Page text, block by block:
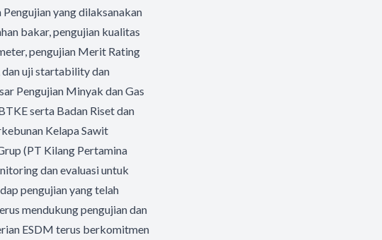
yang dilaksanakan
bakar, pengujian kualitas
pengujian Merit Rating
dan uji startability dan
Pengujian Minyak dan Gas
serta Badan Riset dan
Kelapa Sawit
(PT Kilang Pertamina
dan evaluasi untuk
pengujian yang telah
mendukung pengujian dan
ESDM terus berkomitmen